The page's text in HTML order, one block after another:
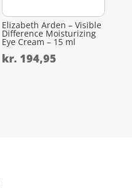
Elizabeth Arden – Visible
Difference Moisturizing
Eye Cream – 15 ml
kr. 194,95